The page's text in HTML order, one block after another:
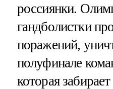
россиянки.
гандболистки
поражений,
полуфинале
которая